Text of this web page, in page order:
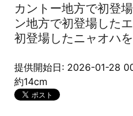
カントー地方で初登
ン地方で初登場した
初登場したニャオハ
提供開始日: 2026-01-28
約14cm